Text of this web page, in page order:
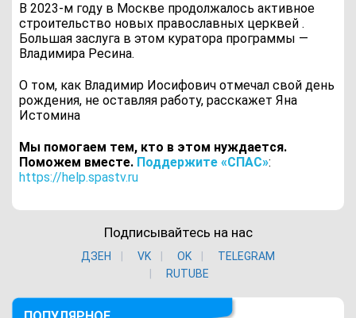
В 2023-м году в Москве продолжалось активное
строительство новых православных церквей .
Большая заслуга в этом куратора программы —
Владимира Ресина.
О том, как Владимир Иосифович отмечал свой день
рождения, не оставляя работу, расскажет Яна
Истомина
Мы помогаем тем, кто в этом нуждается.
Поможем вместе. Поддержите «СПАС»:
https://help.spastv.ru
Подписывайтесь на нас
ДЗЕН VK ОK
TELEGRAM
RUTUBE